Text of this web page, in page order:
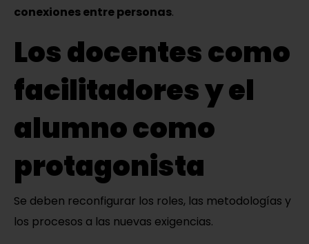
conexiones entre personas.
Los docentes como
facilitadores y el
alumno como
protagonista
Se deben reconfigurar los roles, las metodologías y
los procesos a las nuevas exigencias.